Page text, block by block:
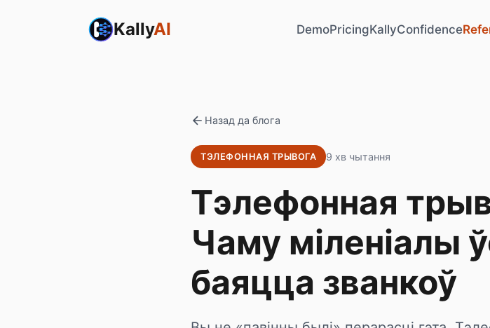
KallyAI DemoPricingKallyConfidence
Назад да блога
ТЭЛЕФОННАЯ ТРЫВОГА 9 хв чытання
Тэлефонная
Чаму міленіалы
баяцца званкоў